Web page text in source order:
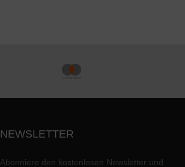
NEWSLETTER
Abonniere den kostenlosen Newsletter und